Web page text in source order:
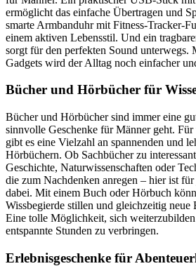
ermöglicht das einfache Übertragen und
smarte Armbanduhr mit Fitness-Tracker-
einem aktiven Lebensstil. Und ein
sorgt für den perfekten Sound unterwegs.
Gadgets wird der Alltag noch einfacher
Bücher und Hörbücher für
Bücher und Hörbücher sind immer eine
sinnvolle Geschenke für Männer geht.
gibt es eine Vielzahl an spannenden und
Hörbüchern. Ob Sachbücher zu
Geschichte, Naturwissenschaften oder
die zum Nachdenken anregen – hier ist
dabei. Mit einem Buch oder Hörbuch
Wissbegierde stillen und gleichzeitig neue
Eine tolle Möglichkeit, sich
entspannte Stunden zu verbringen.
Erlebnisgeschenke für